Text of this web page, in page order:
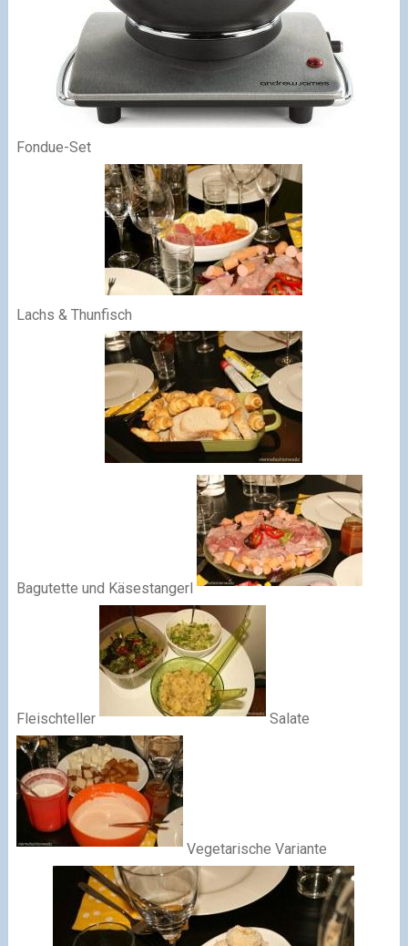
Fondue-Set
Lachs & Thunfisch
Bagutette und Käsestangerl
Fleischteller Salate
Vegetarische Variante